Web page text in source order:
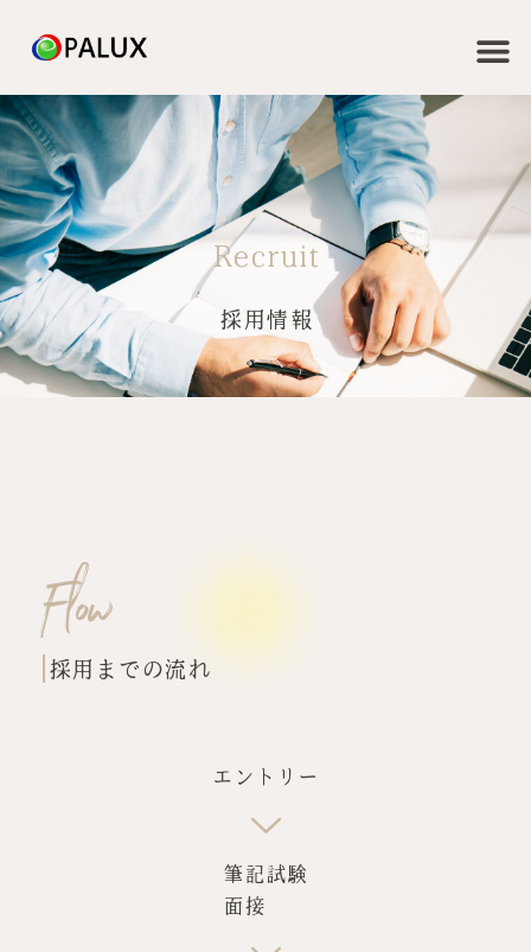
Recruit
採用情報
Flow
採用までの流れ
エントリー
筆記試験
面接